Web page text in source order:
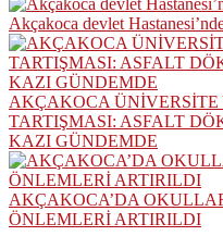
Akçakoca devlet
AKÇAKOCA
TARTIŞMASI: ASFALT
KAZI GÜNDEMDE
AKÇAKOCA’DA
ÖNLEMLERİ ARTIRILDI